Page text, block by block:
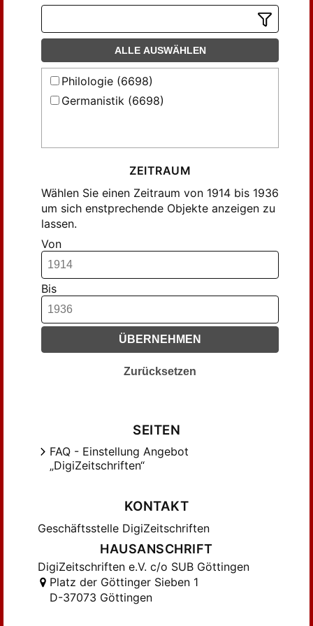
Frels, Wilheln (31)
Friedlaender, Max (77)
Gräf, Hans Gerhard (189)
Haeberlin, Carl (22)
Hampe, Susanne (37)
Hartung, Firtz (32)
Hecker, Max (526)
Hering, Robert (20)
Herre, Paul (38)
Hertz, Wilhelm (36)
Heyderhoff, Julius (46)
Jablonski, Walter (42)
Korff, H. A. (24)
Kries, Johannes von (43)
Kühnemann, Eugen (31)
Lohmeyer, Karl (35)
Maaß, Ernst (59)
Maync, Harry (45)
Metz, Adolf (106)
Meyer, Heinrich; Hecker, Max (32)
Michels, Victor (21)
ALLE AUSWÄHLEN
Philologie (6698)
Germanistik (6698)
ZEITRAUM
Wählen Sie einen Zeitraum von 1914 bis 1936
um sich enstprechende Objekte anzeigen zu
lassen.
Von
Bis
ÜBERNEHMEN
Zurücksetzen
SEITEN
FAQ - Einstellung Angebot
„DigiZeitschriften“
KONTAKT
Geschäftsstelle DigiZeitschriften
HAUSANSCHRIFT
DigiZeitschriften e.V. c/o SUB Göttingen
Platz der Göttinger Sieben 1
D-37073 Göttingen